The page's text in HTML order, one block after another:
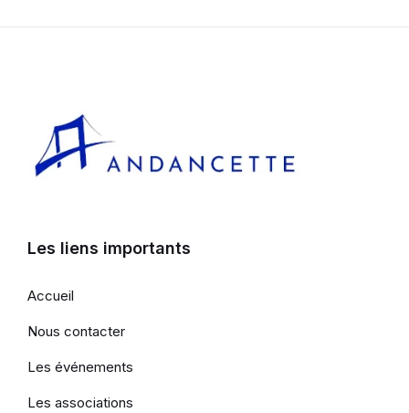
Les liens importants
Accueil
Nous contacter
Les événements
Les associations